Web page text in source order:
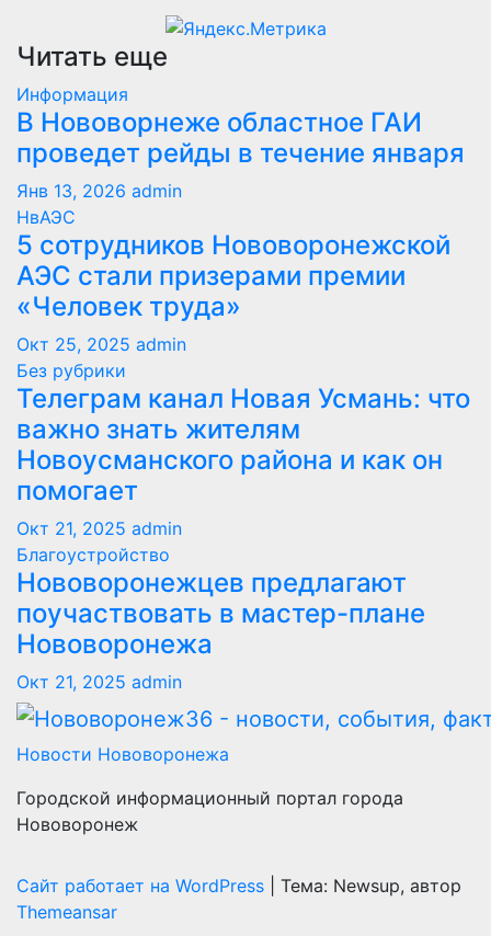
Читать еще
Информация
В Нововорнеже областное ГАИ
проведет рейды в течение января
Янв 13, 2026 admin
НвАЭС
5 сотрудников Нововоронежской
АЭС стали призерами премии
«Человек труда»
Окт 25, 2025 admin
Без рубрики
Телеграм канал Новая Усмань: что
важно знать жителям
Новоусманского района и как он
помогает
Окт 21, 2025 admin
Благоустройство
Нововоронежцев предлагают
поучаствовать в мастер-плане
Нововоронежа
Окт 21, 2025 admin
Новости Нововоронежа
Городской информационный портал города
Нововоронеж
Сайт работает на WordPress
Тема: Newsup, автор
Themeansar